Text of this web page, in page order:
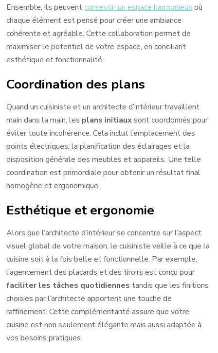
Ensemble, ils peuventconcevoir un espace harmonieuxoù
chaque élément est pensé pour créer une ambiance
cohérente et agréable. Cette collaboration permet de
maximiser le potentiel de votre espace, en conciliant
esthétique et fonctionnalité.
Coordination des plans
Quand un cuisiniste et un architecte d’intérieur travaillent
main dans la main, les plans initiauxsont coordonnés pour
éviter toute incohérence. Cela inclut l’emplacement des
points électriques, la planification des éclairages et la
disposition générale des meubles et appareils. Une telle
coordination est primordiale pour obtenir un résultat final
homogène et ergonomique.
Esthétique et ergonomie
Alors que l’architecte d’intérieur se concentre sur l’aspect
visuel global de votre maison, le cuisiniste veille à ce que la
cuisine soit à la fois belle et fonctionnelle. Par exemple,
l’agencement des placards et des tiroirs est conçu pour
faciliter les tâches quotidiennes tandis que les finitions
choisies par l’architecte apportent une touche de
raffinement. Cette complémentarité assure que votre
cuisine est non seulement élégante mais aussi adaptée à
vos besoins pratiques.